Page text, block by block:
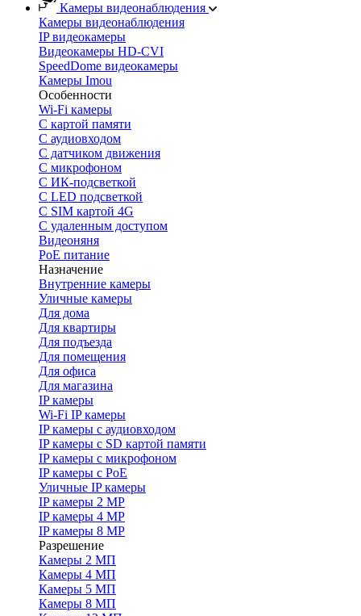
Камеры видеонаблюдения
Камеры видеонаблюдения
IP видеокамеры
Видеокамеры HD-CVI
SpeedDome видеокамеры
Камеры Imou
Особенности
Wi-Fi камеры
С картой памяти
С аудиовходом
С датчиком движения
С микрофоном
С ИК-подсветкой
С LED подсветкой
C SIM картой 4G
C удаленным доступом
Видеоняня
PoE питание
Назначение
Внутренние камеры
Уличные камеры
Для дома
Для квартиры
Для подъезда
Для помещения
Для офиса
Для магазина
IP камеры
Wi-Fi IP камеры
IP камеры с аудиовходом
IP камеры с SD картой памяти
IP камеры с микрофоном
IP камеры с PoE
Уличные IP камеры
IP камеры 2 MP
IP камеры 4 MP
IP камеры 8 MP
Разрешение
Камеры 2 МП
Камеры 4 МП
Камеры 5 МП
Камеры 8 МП